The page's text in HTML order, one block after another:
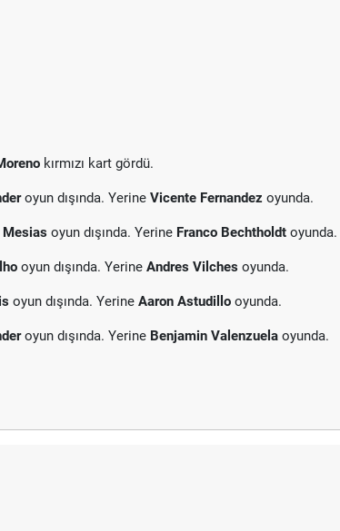
kırmızı kart gördü.
oyun dışında. Yerine Vicente Fernandez oyunda.
Mesias oyun dışında. Yerine Franco Bechtholdt oyunda.
oyun dışında. Yerine Andres Vilches oyunda.
oyun dışında. Yerine Aaron Astudillo oyunda.
oyun dışında. Yerine Benjamin Valenzuela oyunda.